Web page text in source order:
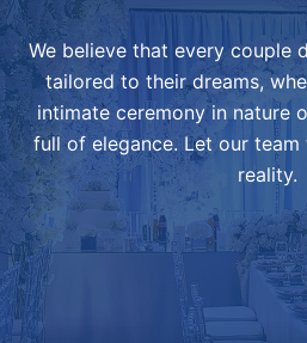
We believe that every couple
tailored to their dreams,
intimate ceremony in nature
full of elegance. Let our
reality.
WEDDING SILVIE &
CUBEX BRNO
WEDDING GABRIELY A
CHATEAU HAVEL
WEDDING JANY A
GRAND HOTEL PRAGUE
SVATBA VERONIKY &
HOTEL CORINTHIA
SVATBA GÁBINY &
TOP HOTEL PRAHA
SVATBA ANETY & RAFAELA